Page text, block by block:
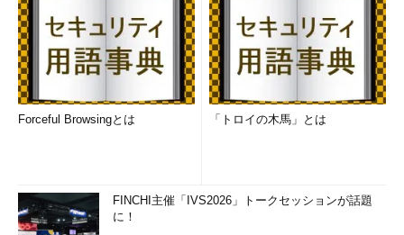
Forceful Browsingとは 「トロイの木馬」とは
FINCHI主催「IVS2026」トークセッションが話題
に！